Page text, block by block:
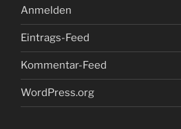
Anmelden
Eintrags-Feed
Kommentar-Feed
WordPress.org